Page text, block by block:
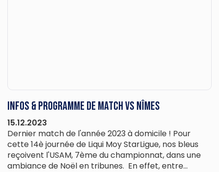
Infos & programme de match vs Nîmes
15.12.2023
Dernier match de l'année 2023 à domicile ! Pour
cette 14è journée de Liqui Moy StarLigue, nos bleus
reçoivent l'USAM, 7ème du championnat, dans une
ambiance de Noël en tribunes. En effet, entre...